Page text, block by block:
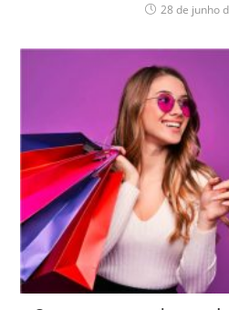
28 de junho